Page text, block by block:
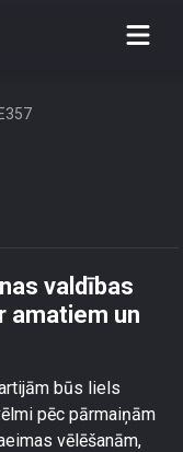
jaunas
valdības
amatiem un
būs liels
pēc pārmaiņām
vēlēšanām,